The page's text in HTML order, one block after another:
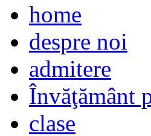
home
despre noi
admitere
Învăţământ
clase